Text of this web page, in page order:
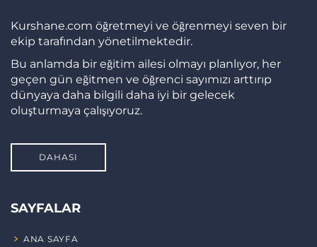
Kurshane.com öğretmeyi ve öğrenmeyi seven bir
ekip tarafından yönetilmektedir.
Bu anlamda bir eğitim ailesi olmayı planlıyor, her
geçen gün eğitmen ve öğrenci sayımızı arttırıp
dünyaya daha bilgili daha iyi bir gelecek
oluşturmaya çalışıyoruz.
DAHASI
SAYFALAR
ANA SAYFA